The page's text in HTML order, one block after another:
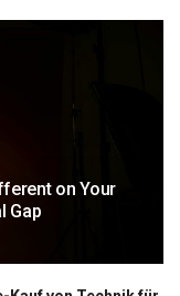
on Your
Gap